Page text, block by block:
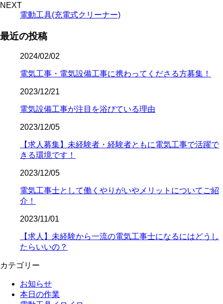
NEXT
電動工具(充電式クリーナー)
最近の投稿
2024/02/02
電気工事・電気設備工事に携わってくださる方募集！
2023/12/21
電気設備工事が注目を浴びている理由
2023/12/05
【求人募集】未経験者・経験者ともに電気工事で活躍で
きる環境です！
2023/12/05
電気工事士として働くやりがいやメリットについてご紹
介！
2023/11/01
【求人】未経験から一流の電気工事士になるにはどうし
たらいいの？
カテゴリー
お知らせ
本日の作業